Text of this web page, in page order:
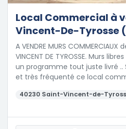
Local Commercial à
Vincent-De-Tyrosse
A VENDRE MURS COMMERCIAUX
VINCENT DE TYROSSE. Murs
un programme tout juste livré ..
et très fréquenté ce local
40230 Saint-Vincent-de-